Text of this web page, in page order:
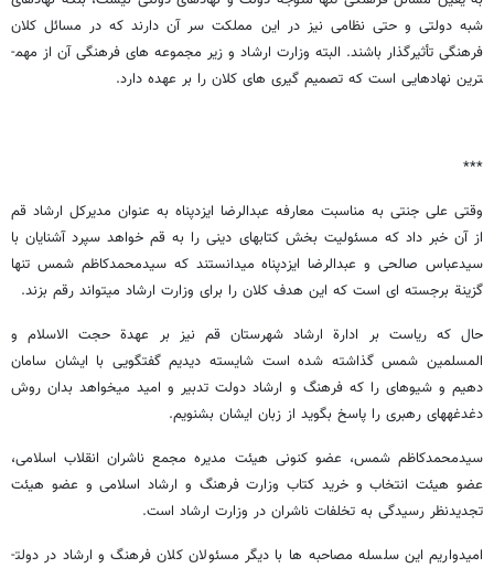
شبه دولتی و حتی نظامی نیز در این مملکت سر آن دارند که در مسائل کلان
فرهنگی تأثیرگذار باشند. البته وزارت ارشاد و زیر مجموعه­ های فرهنگی آن از مهم­
ترین نهادهایی است که تصمیم­ گیری­ های کلان را بر عهده دارد.
***
وقتی علی جنتی به مناسبت معارفه عبدالرضا ایزدپناه به عنوان مدیرکل ارشاد قم
از آن خبر داد که مسئولیت بخش کتاب­های دینی را به قم خواهد سپرد آشنایان با
سیدعباس صالحی و عبدالرضا ایزدپناه می­دانستند که سیدمحمدکاظم شمس تنها
گزینة برجسته ­ای است که این هدف کلان را برای وزارت ارشاد می­تواند رقم بزند.
حال که ریاست بر ادارة ارشاد شهرستان قم نیز بر عهدة حجت­ الاسلام و
المسلمین شمس گذاشته شده است شایسته دیدیم گفتگویی با ایشان سامان
دهیم و شیوه­ای را که فرهنگ و ارشاد دولت تدبیر و امید می­خواهد بدان روش
دغدغه­های رهبری را پاسخ بگوید از زبان ایشان بشنویم.
سیدمحمدکاظم شمس، عضو کنونی هیئت مدیره مجمع ناشران انقلاب اسلامی،
عضو هیئت انتخاب و خرید کتاب وزارت فرهنگ و ارشاد اسلامی و عضو هیئت
تجدیدنظر رسیدگی به تخلفات ناشران در وزارت ارشاد است.
امیدواریم این سلسله مصاحبه­ ها با دیگر مسئولان کلان فرهنگ و ارشاد در دولت­